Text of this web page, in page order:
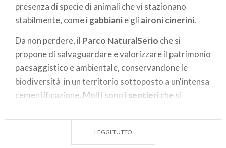
presenza di specie di animali che vi stazionano
stabilmente, come i gabbianie gli aironi cinerini.
Da non perdere, il Parco NaturalSerio che si
propone di salvaguardare e valorizzare il patrimonio
paesaggistico e ambientale, conservandone le
biodiversità in un territorio sottoposto a un'intensa
cementificazione. Molti sono i sentieri che si
contrassegnati consegnavia del CAI. Al suo interno
grande varietà di alberi
LEGGI TUTTO